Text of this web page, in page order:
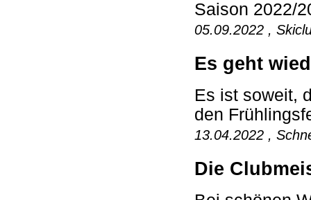
Saison 2022/
05.09.2022 ,
Es geht
Es ist soweit,
den
13.04.2022 ,
Die